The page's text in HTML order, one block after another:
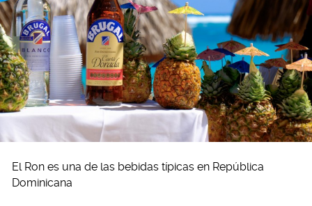
El Ron es una de las bebidas típicas en República
Dominicana